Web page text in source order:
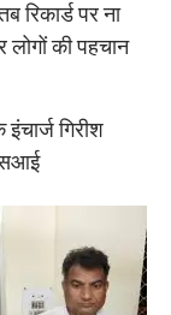
रिकार्ड पर ना
लोगों की पहचान
गिरीश